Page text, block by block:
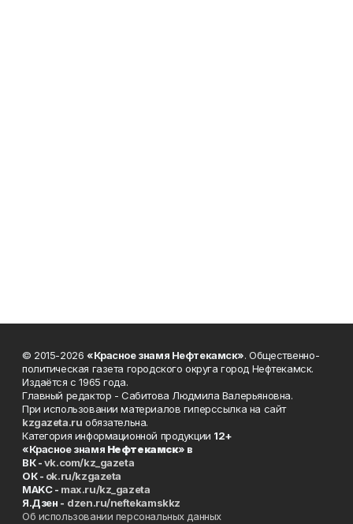
© 2015-2026 «Красное знамя Нефтекамск». Общественно-
политическая газета городского округа город Нефтекамск.
Издаётся с 1965 года.
Главный редактор - Сабитова Людмила Валерьяновна.
При использовании материалов гиперссылка на сайт
kzgazeta.ru обязательна.
Категория информационной продукции 12+
«Красное знамя Нефтекамск» в
ВК -vk.com/kz_gazeta
ОК - ok.ru/kzgazeta
MAKC - max.ru/kz_gazeta
Я.Дзен - dzen.ru/neftekamskkz
Об использовании персональных данных